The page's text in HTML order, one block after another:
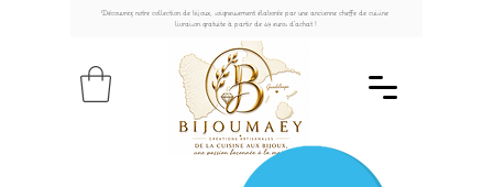
Découvrez notre collection de bijoux, soigneusement élaborée par une ancienne cheffe de cuisine
livraison gratuite à partir de 49 euros d'achat !